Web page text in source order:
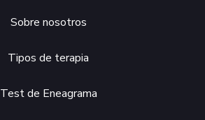
Sobre nosotros
Tipos de terapia
Test de Eneagrama